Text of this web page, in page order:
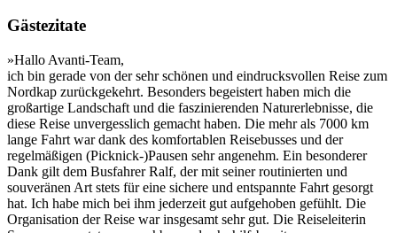
Gästezitate
»Hallo Avanti-Team,
ich bin gerade von der sehr schönen und eindrucksvollen Reise zum
Nordkap zurückgekehrt. Besonders begeistert haben mich die
großartige Landschaft und die faszinierenden Naturerlebnisse, die
diese Reise unvergesslich gemacht haben. Die mehr als 7000 km
lange Fahrt war dank des komfortablen Reisebusses und der
regelmäßigen (Picknick-)Pausen sehr angenehm. Ein besonderer
Dank gilt dem Busfahrer Ralf, der mit seiner routinierten und
souveränen Art stets für eine sichere und entspannte Fahrt gesorgt
hat. Ich habe mich bei ihm jederzeit gut aufgehoben gefühlt. Die
Organisation der Reise war insgesamt sehr gut. Die Reiseleiterin